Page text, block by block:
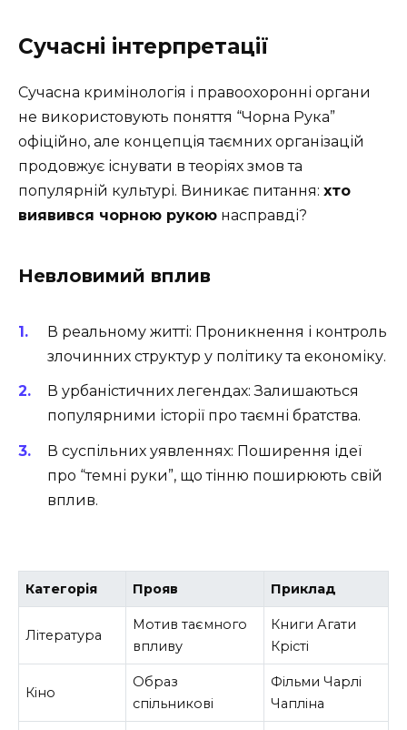
Сучасні інтерпретації
Сучасна кримінологія і правоохоронні органи
не використовують поняття “Чорна Рука”
офіційно, але концепція таємних організацій
продовжує існувати в теоріях змов та
популярній культурі. Виникає питання: хто
виявився чорною рукою насправді?
Невловимий вплив
В реальному житті: Проникнення і контроль
злочинних структур у політику та економіку.
В урбаністичних легендах: Залишаються
популярними історії про таємні братства.
В суспільних уявленнях: Поширення ідеї
про “темні руки”, що тінню поширюють свій
вплив.
Категорія Прояв Приклад
Література
Мотив таємного
впливу
Книги Агати
Крісті
Кіно
Образ
спільникові
Фільми Чарлі
Чапліна